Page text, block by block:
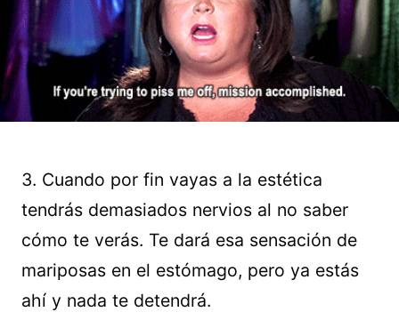
3. Cuando por fin vayas a la estética
tendrás demasiados nervios al no saber
cómo te verás. Te dará esa sensación de
mariposas en el estómago, pero ya estás
ahí y nada te detendrá.